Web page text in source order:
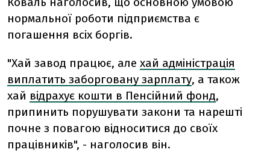
нормальної роботи підприємства є
погашення всіх боргів.
"Хай завод працює, але хай адміністрація
виплатить заборговану зарплату, а також
хай відрахує кошти в Пенсійний фонд,
припинить порушувати закони та нарешті
почне з повагою відноситися до своїх
працівників", - наголосив він.